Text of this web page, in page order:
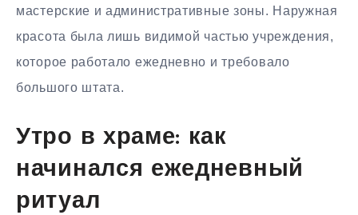
мастерские и административные зоны. Наружная
красота была лишь видимой частью учреждения,
которое работало ежедневно и требовало
большого штата.
Утро в храме: как
начинался ежедневный
ритуал